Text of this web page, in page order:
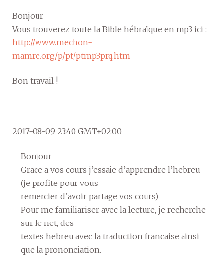
Bonjour
Vous trouverez toute la Bible hébraïque en mp3 ici :
http://www.mechon-
mamre.org/p/pt/ptmp3prq.htm
Bon travail !
2017-08-09 23:40 GMT+02:00
Bonjour
Grace a vos cours j’essaie d’apprendre l’hebreu
(je profite pour vous
remercier d’avoir partage vos cours)
Pour me familiariser avec la lecture, je recherche
sur le net, des
textes hebreu avec la traduction francaise ainsi
que la prononciation.